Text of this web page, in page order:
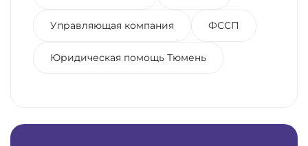
Управляющая компания ФССП
Юридическая помощь Тюмень